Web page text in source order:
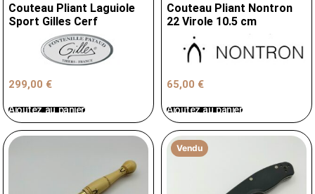
Couteau Pliant Laguiole
Sport Gilles Cerf
299,00 €
Ajoutez au panier
Couteau Pliant Nontron
22 Virole 10.5 cm
65,00 €
Ajoutez au panier
Vendu